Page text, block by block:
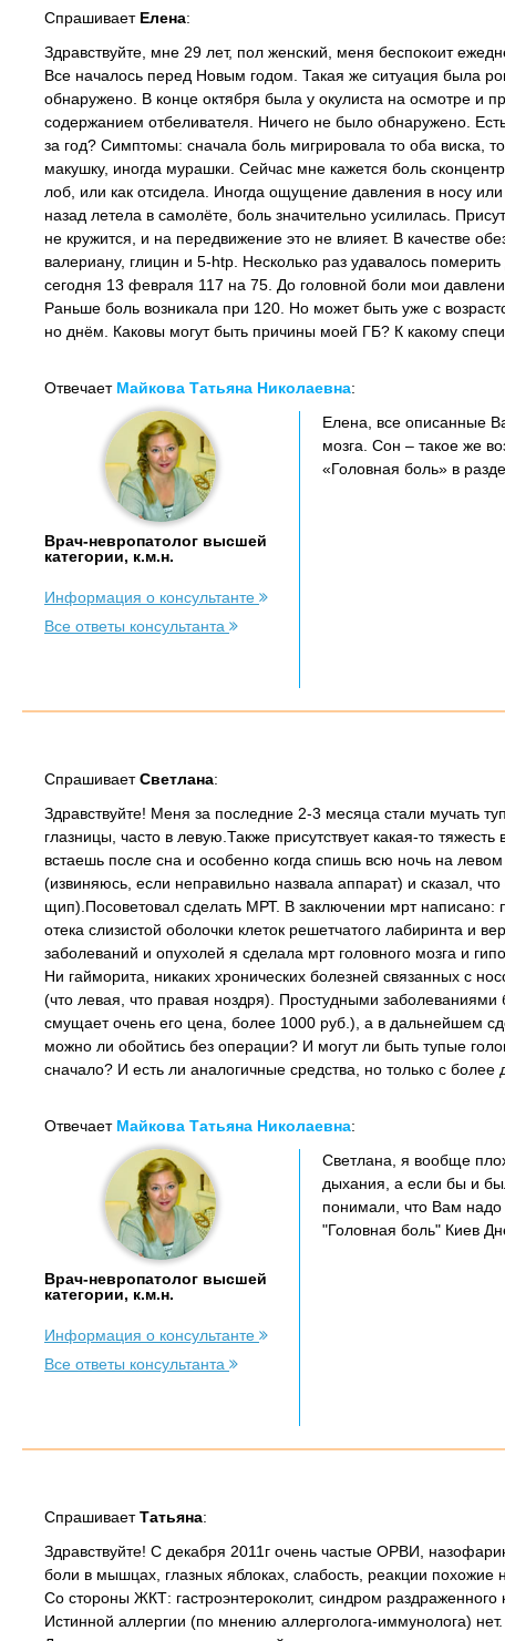
Спрашивает Елена:
Здравствуйте, мне 29 лет, пол женский, меня беспокоит
Все началось перед Новым годом. Такая же ситуация была
обнаружено. В конце октября была у окулиста на осмотре и
содержанием отбеливателя. Ничего не было обнаружено.
за год? Симптомы: сначала боль мигрировала то оба виска,
макушку, иногда мурашки. Сейчас мне кажется боль
лоб, или как отсидела. Иногда ощущение давления в носу
назад летела в самолёте, боль значительно усилилась.
не кружится, и на передвижение это не влияет. В качестве
валериану, глицин и 5-htp. Несколько раз удавалось
сегодня 13 февраля 117 на 75. До головной боли мои
Раньше боль возникала при 120. Но может быть уже с
но днём. Каковы могут быть причины моей ГБ? К какому
Отвечает Майкова Татьяна Николаевна:
Врач-невропатолог высшей
категории, к.м.н.
Информация о консультанте
Все ответы консультанта
Елена, все описанные
мозга. Сон – такое же
«Головная боль» в
СпрашиваетСветлана:
Здравствуйте! Меня за последние 2-3 месяца стали мучать
глазницы, часто в левую.Также присутствует какая-то
встаешь после сна и особенно когда спишь всю ночь на
(извиняюсь, если неправильно назвала аппарат) и сказал,
щип).Посоветовал сделать МРТ. В заключении мрт написано:
отека слизистой оболочки клеток решетчатого лабиринта и
заболеваний и опухолей я сделала мрт головного мозга и
Ни гайморита, никаких хронических болезней связанных с
(что левая, что правая ноздря). Простудными
смущает очень его цена, более 1000 руб.), а в дальнейшем
можно ли обойтись без операции? И могут ли быть тупые
сначало? И есть ли аналогичные средства, но только с
Отвечает Майкова Татьяна Николаевна:
Врач-невропатолог высшей
категории, к.м.н.
Информация о консультанте
Все ответы консультанта
Светлана, я вообще
дыхания, а если бы и
понимали, что Вам надо
"Головная боль" Киев
СпрашиваетТатьяна:
Здравствуйте! С декабря 2011г очень частые ОРВИ,
боли в мышцах, глазных яблоках, слабость, реакции похожие
Со стороны ЖКТ: гастроэнтероколит, синдром
Истинной аллергии (по мнению аллерголога-иммунолога) нет.